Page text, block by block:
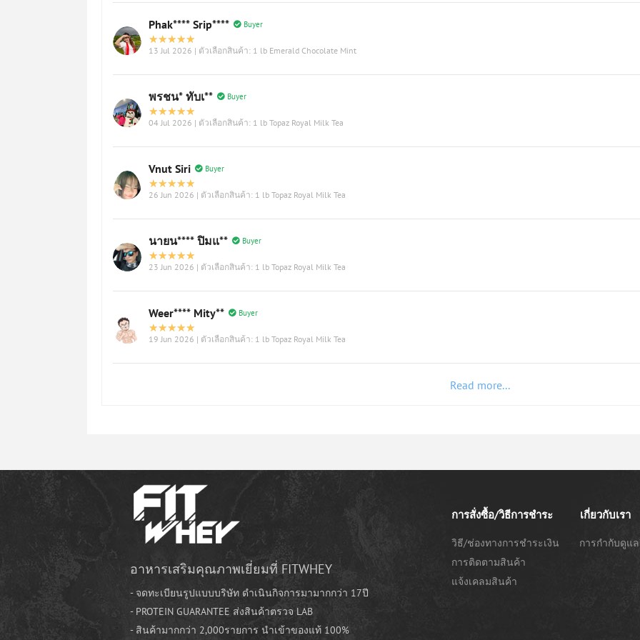
Phak**** Srip**** Buyer
13 Jul 2026 | ตัวเลือกสินค้า: 1 lb Emerald Chocolate Mint
พรชน* ทับเ** Buyer
04 Jul 2026 | ตัวเลือกสินค้า: 1 lb Topaz Royal Milk Tea
Vnut Siri Buyer
26 Jun 2026 | ตัวเลือกสินค้า: 1 lb Topaz Royal Milk Tea
นายน**** ปิมแ** Buyer
23 Jun 2026 | ตัวเลือกสินค้า: 1 lb Topaz Royal Milk Tea
Weer**** Mity** Buyer
19 Jun 2026 | ตัวเลือกสินค้า: 1 lb Topaz Royal Milk Tea
Read more...
อาหารเสริมคุณภาพเยี่ยมที่ FITWHEY
- จดทะเบียนรูปแบบบริษัท ดำเนินกิจการมามากกว่า 17ปี
- PROTEIN GUARANTEE ส่งสินค้าตรวจ LAB
- สินค้ามากกว่า 2,000รายการ นำเข้าของแท้ 100%
การสั่งซื้อ/วิธีการชำระ เกี่ยวกับเรา
วิธี/ช่องทางการชำระเงิน
การติดตามสินค้า
แจ้งเคลมสินค้า
การกำกับดูแ